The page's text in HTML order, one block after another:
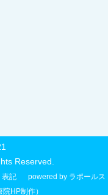
Reserved.
表記
powered by ラポールス
HP制作）